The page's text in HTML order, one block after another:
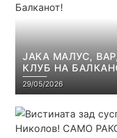
ЈАКА МАЛУС,
КЛУБ НА
29/05/2026